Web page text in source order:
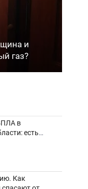
и
газ?
в
есть
Как